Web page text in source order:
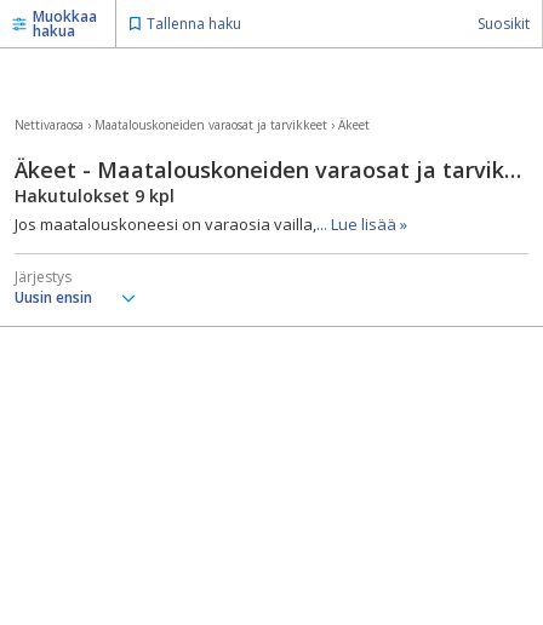
Muokkaa
hakua Tallenna haku Suosikit
Nettivaraosa › Maatalouskoneiden varaosat ja tarvikkeet › Äkeet
Äkeet - Maatalouskoneiden varaosat ja tarvikkeet
Hakutulokset 9 kpl
Jos maatalouskoneesi on varaosia vailla,... Lue lisää »
Järjestys